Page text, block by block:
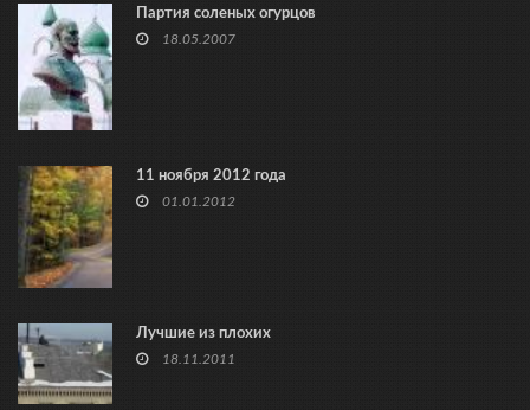
Партия соленых огурцов
18.05.2007
11 ноября 2012 года
01.01.2012
Лучшие из плохих
18.11.2011